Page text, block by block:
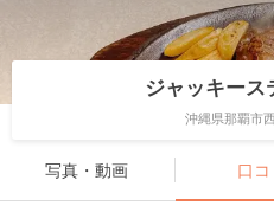
ジャッキース
沖縄県那覇市
写真・動画 口コ